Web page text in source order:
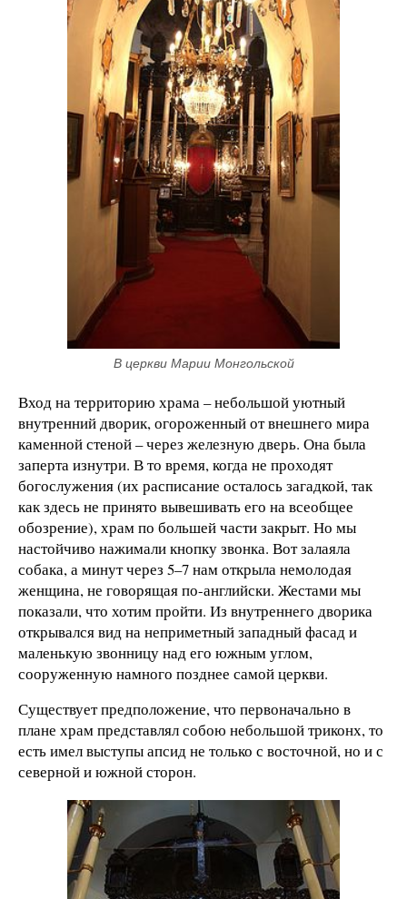
В церкви Марии Монгольской
Вход на территорию храма – небольшой уютный
внутренний дворик, огороженный от внешнего мира
каменной стеной – через железную дверь. Она была
заперта изнутри. В то время, когда не проходят
богослужения (их расписание осталось загадкой, так
как здесь не принято вывешивать его на всеобщее
обозрение), храм по большей части закрыт. Но мы
настойчиво нажимали кнопку звонка. Вот залаяла
собака, а минут через 5–7 нам открыла немолодая
женщина, не говорящая по-английски. Жестами мы
показали, что хотим пройти. Из внутреннего дворика
открывался вид на неприметный западный фасад и
маленькую звонницу над его южным углом,
сооруженную намного позднее самой церкви.
Существует предположение, что первоначально в
плане храм представлял собою небольшой триконх, то
есть имел выступы апсид не только с восточной, но и с
северной и южной сторон.